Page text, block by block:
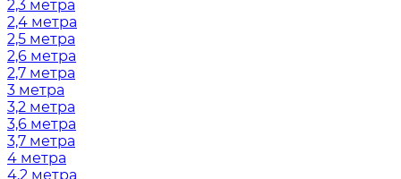
2,3 метра
2,4 метра
2,5 метра
2,6 метра
2,7 метра
3 метра
3,2 метра
3,6 метра
3,7 метра
4 метра
4,2 метра